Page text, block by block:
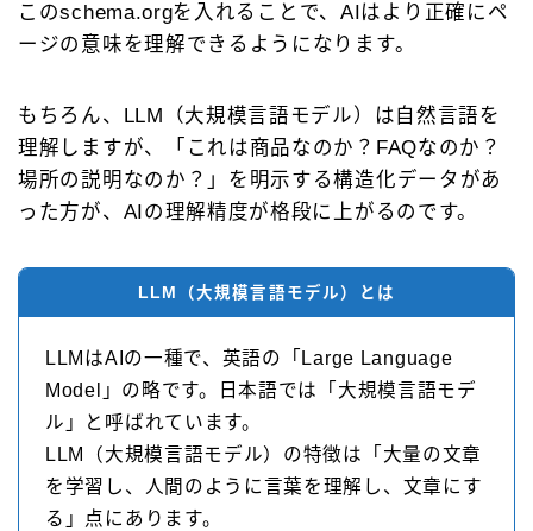
このschema.orgを入れることで、AIはより正確にペ
ージの意味を理解できるようになります。
もちろん、LLM（大規模言語モデル）は自然言語を
理解しますが、「これは商品なのか？FAQなのか？
場所の説明なのか？」を明示する構造化データがあ
った方が、AIの理解精度が格段に上がるのです。
LLM（大規模言語モデル）とは
LLMはAIの一種で、英語の「Large Language
Model」の略です。日本語では「大規模言語モデ
ル」と呼ばれています。
LLM（大規模言語モデル）の特徴は「大量の文章
を学習し、人間のように言葉を理解し、文章にす
る」点にあります。